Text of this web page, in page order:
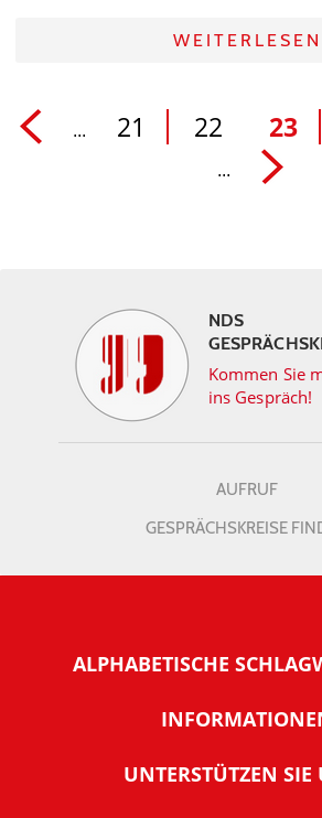
WEITERLESEN
... 21 22 23
...
NDS
Kommen Sie
ins Gespräch!
AUFRUF
GESPRÄCHSKREISE
ALPHABETISCHE
Warum
UNTERSTÜTZEN SIE